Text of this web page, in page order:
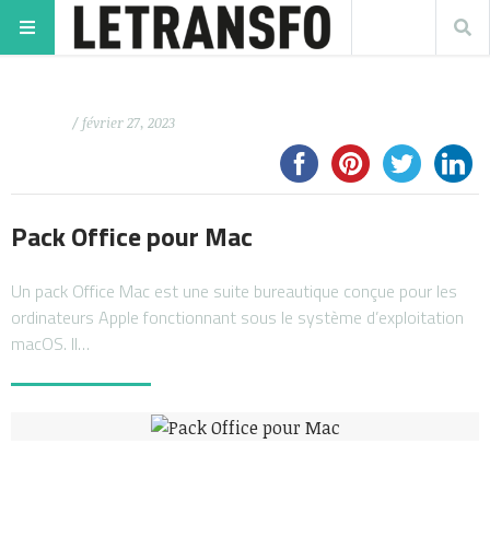
/ février 27, 2023
Pack Office pour Mac
Un pack Office Mac est une suite bureautique conçue pour les
ordinateurs Apple fonctionnant sous le système d’exploitation
macOS. Il…